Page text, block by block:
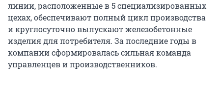
линии, расположенные в 5 специализированных
цехах, обеспечивают полный цикл производства
и круглосуточно выпускают железобетонные
изделия для потребителя. За последние годы в
компании сформировалась сильная команда
управленцев и производственников.